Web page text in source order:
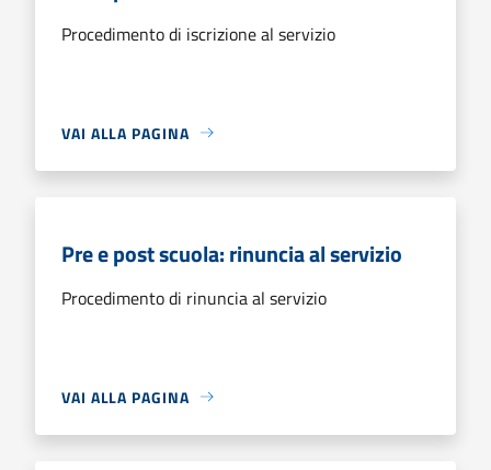
Procedimento di iscrizione al servizio
VAI ALLA PAGINA
Pre e post scuola: rinuncia al servizio
Procedimento di rinuncia al servizio
VAI ALLA PAGINA